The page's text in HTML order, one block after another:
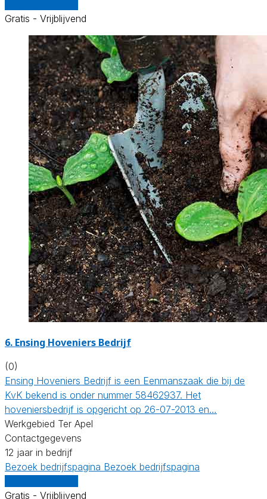
Gratis - Vrijblijvend
6. Ensing Hoveniers Bedrijf
(0)
Ensing Hoveniers Bedrijf is een Eenmanszaak die bij de
KvK bekend is onder nummer 58462937. Het
hoveniersbedrijf is opgericht op 26-07-2013 en…
Werkgebied Ter Apel
Contactgegevens
12 jaar in bedrijf
Bezoek bedrijfspagina Bezoek bedrijfspagina
Gratis - Vrijblijvend